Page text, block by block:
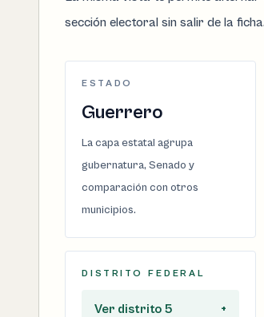
sección electoral sin salir de la ficha.
ESTADO
Guerrero
La capa estatal agrupa
gubernatura, Senado y
comparación con otros
municipios.
DISTRITO FEDERAL
Ver distrito 5 +